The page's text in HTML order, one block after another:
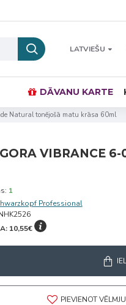
LATVIEŠU
DĀVANU KARTE
Natural tonējošā matu krāsa 60ml
VIBRANCE
1
Professional
10,55€
PIEVIENOT